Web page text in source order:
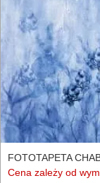
FOTOTAPETA
Cena zależy od